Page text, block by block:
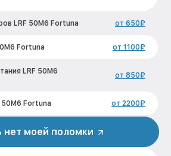
LRF 50M6 Fortuna от 650₽
Fortuna от 1100₽
LRF 50M6
от 850₽
50M6 Fortuna от 2200₽
LRF
нет моей поломки